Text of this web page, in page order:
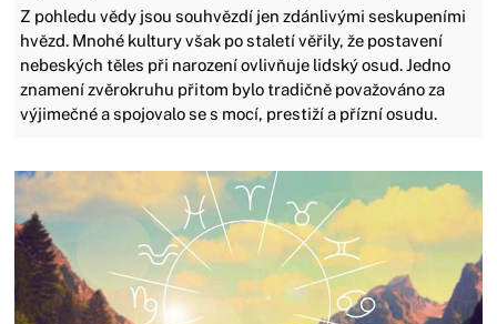
Z pohledu vědy jsou souhvězdí jen zdánlivými seskupeními
hvězd. Mnohé kultury však po staletí věřily, že postavení
nebeských těles při narození ovlivňuje lidský osud. Jedno
znamení zvěrokruhu přitom bylo tradičně považováno za
výjimečné a spojovalo se s mocí, prestiží a přízní osudu.